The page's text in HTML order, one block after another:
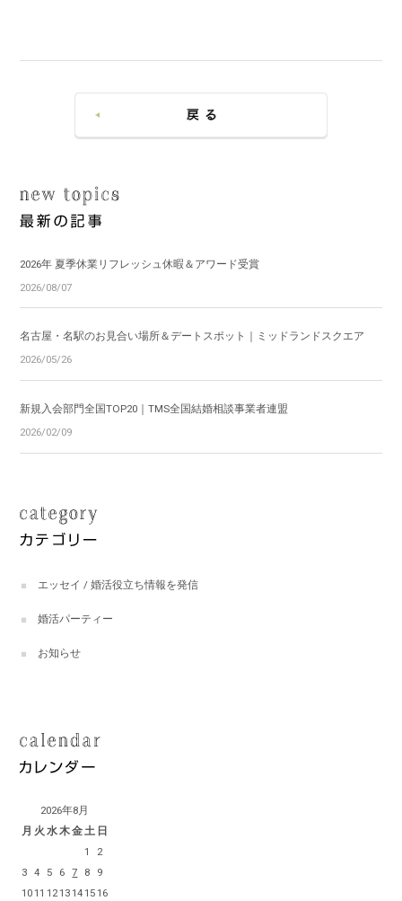
2026年 夏季休業リフレッシュ休暇＆アワード受賞
2026/08/07
名古屋・名駅のお見合い場所＆デートスポット｜ミッドランドスクエア
2026/05/26
新規入会部門全国TOP20｜TMS全国結婚相談事業者連盟
2026/02/09
エッセイ / 婚活役立ち情報を発信
婚活パーティー
お知らせ
2026年8月
月 火 水木金土 日
1
2
3
4 5 6 7 8
9
1011 1213141516